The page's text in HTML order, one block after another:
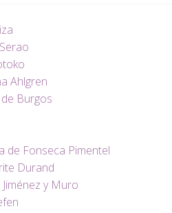
Ahlgren
Burgos
de Fonseca Pimentel
Durand
y Muro